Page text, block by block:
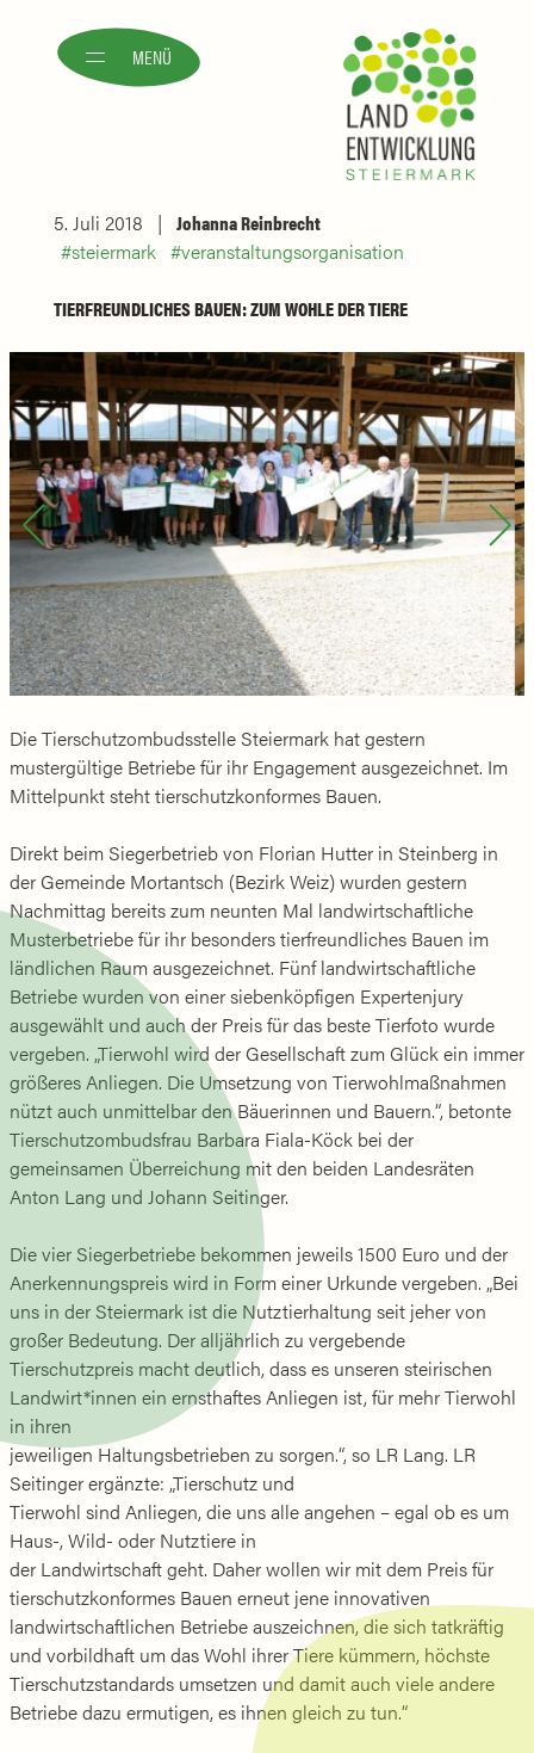
MENÜ
5. Juli 2018
Johanna Reinbrecht
steiermark
veranstaltungsorganisation
TIERFREUNDLICHES BAUEN: ZUM WOHLE DER TIERE
Die Tierschutzombudsstelle Steiermark hat gestern
mustergültige Betriebe für ihr Engagement ausgezeichnet. Im
Mittelpunkt steht tierschutzkonformes Bauen.
Direkt beim Siegerbetrieb von Florian Hutter in Steinberg in
der Gemeinde Mortantsch (Bezirk Weiz) wurden gestern
Nachmittag bereits zum neunten Mal landwirtschaftliche
Musterbetriebe für ihr besonders tierfreundliches Bauen im
ländlichen Raum ausgezeichnet. Fünf landwirtschaftliche
Betriebe wurden von einer siebenköpfigen Expertenjury
ausgewählt und auch der Preis für das beste Tierfoto wurde
vergeben. „Tierwohl wird der Gesellschaft zum Glück ein immer
größeres Anliegen. Die Umsetzung von Tierwohlmaßnahmen
nützt auch unmittelbar den Bäuerinnen und Bauern.“, betonte
Tierschutzombudsfrau Barbara Fiala-Köck bei der
gemeinsamen Überreichung mit den beiden Landesräten
Anton Lang und Johann Seitinger.
Die vier Siegerbetriebe bekommen jeweils 1500 Euro und der
Anerkennungspreis wird in Form einer Urkunde vergeben. „Bei
uns in der Steiermark ist die Nutztierhaltung seit jeher von
großer Bedeutung. Der alljährlich zu vergebende
Tierschutzpreis macht deutlich, dass es unseren steirischen
Landwirt*innen ein ernsthaftes Anliegen ist, für mehr Tierwohl
in ihren
jeweiligen Haltungsbetrieben zu sorgen.“, so LR Lang. LR
Seitinger ergänzte: „Tierschutz und
Tierwohl sind Anliegen, die uns alle angehen – egal ob es um
Haus-, Wild- oder Nutztiere in
der Landwirtschaft geht. Daher wollen wir mit dem Preis für
tierschutzkonformes Bauen erneut jene innovativen
landwirtschaftlichen Betriebe auszeichnen, die sich tatkräftig
und vorbildhaft um das Wohl ihrer Tiere kümmern, höchste
Tierschutzstandards umsetzen und damit auch viele andere
Betriebe dazu ermutigen, es ihnen gleich zu tun.“